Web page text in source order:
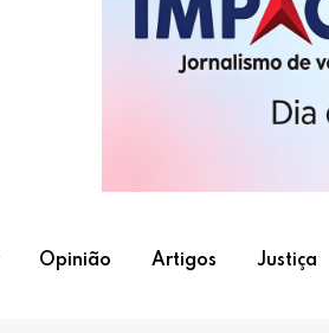
Opinião Artigos Justiça